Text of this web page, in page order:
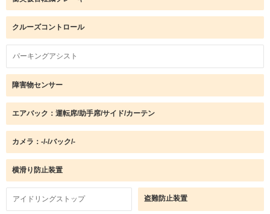
クルーズコントロール
パーキングアシスト
障害物センサー
エアバック：運転席/助手席/サイド/カーテン
カメラ：-/-/バック/-
横滑り防止装置
アイドリングストップ 盗難防止装置